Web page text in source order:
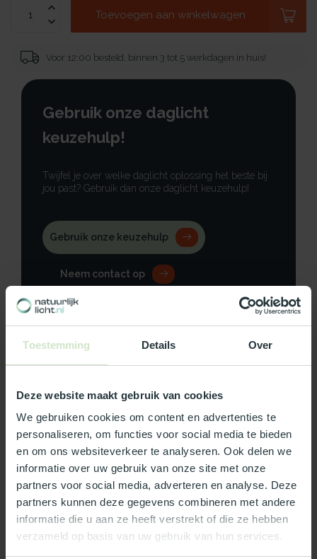
Toestemming Details Over
Deze website maakt gebruik van cookies
We gebruiken cookies om content en advertenties te
personaliseren, om functies voor social media te bieden
en om ons websiteverkeer te analyseren. Ook delen we
informatie over uw gebruik van onze site met onze
partners voor social media, adverteren en analyse. Deze
partners kunnen deze gegevens combineren met andere
informatie die u aan ze heeft verstrekt of die ze hebben
verzameld op basis van uw gebruik van hun services.
Toevoegen aan winkelwagen
Voor 12:00 besteld, binnen 3 tot 5 werkdagen in huis!
Gebruik onze daglicht
keuzehulp!
Twijfel je over welke daglicht oplossing het beste bij
jou past? Gebruik dan onze daglicht keuzehulp!
Gebruik onze keuzehulp
Neem contact op
Specificaties
Reviews
Wat ons écht bijzonder maakt:
Officieel Skylux dealer!
Gratis bezorging in Nederland, m.u.v. de Waddeneilanden
99% uit voorraad leverbaar